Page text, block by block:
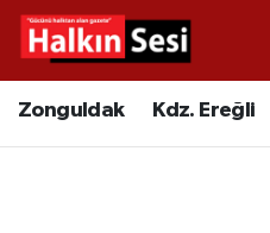
Zonguldak Kdz. Ereğli
Video
Çaycuma
Merkez Hava Durumu